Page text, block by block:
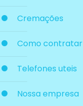
Cremações
Como contratar
Telefones uteis
Nossa empresa